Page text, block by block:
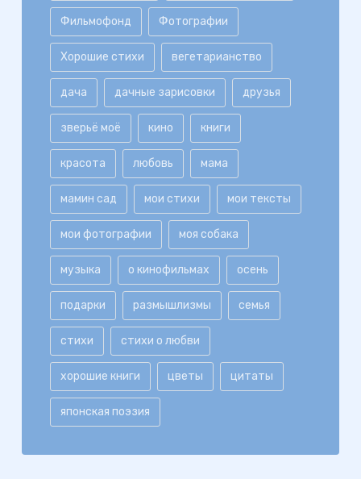
Фильмофонд Фотографии
Хорошие стихи вегетарианство
дача дачные зарисовки друзья
зверьё моё кино книги
красота любовь мама
мамин сад мои стихи мои тексты
мои фотографии моя собака
музыка о кинофильмах осень
подарки размышлизмы семья
стихи стихи о любви
хорошие книги цветы цитаты
японская поэзия